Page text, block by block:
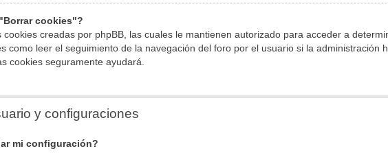
cookies"?
creadas por phpBB, las cuales le mantienen autorizado para acceder a
como leer el seguimiento de la navegación del foro por el usuario si la
cookies seguramente ayudará.
y configuraciones
mi configuración?